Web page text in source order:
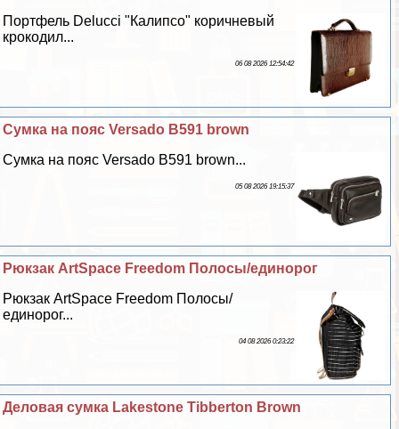
Портфель Delucci "Калипсо" коричневый
крокодил...
06 08 2026 12:54:42
Сумка на пояс Versado B591 brown
Сумка на пояс Versado B591 brown...
05 08 2026 19:15:37
Рюкзак ArtSpace Freedom Полосы/единорог
Рюкзак ArtSpace Freedom Полосы/
единорог...
04 08 2026 0:23:22
Деловая сумка Lakestone Tibberton Brown